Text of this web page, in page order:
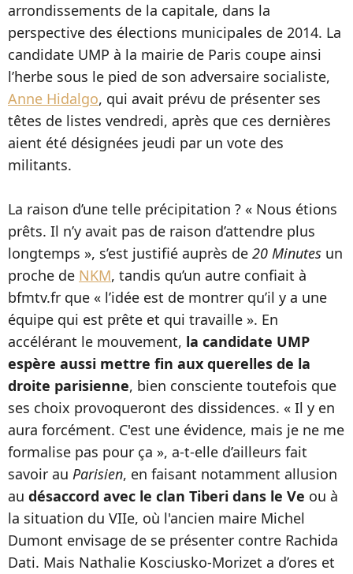
arrondissements de la capitale, dans la
perspective des élections municipales de 2014. La
candidate UMP à la mairie de Paris coupe ainsi
l’herbe sous le pied de son adversaire socialiste,
Anne Hidalgo, qui avait prévu de présenter ses
têtes de listes vendredi, après que ces dernières
aient été désignées jeudi par un vote des
militants.
La raison d’une telle précipitation ? « Nous étions
prêts. Il n’y avait pas de raison d’attendre plus
longtemps », s’est justifié auprès de 20 Minutes un
proche de NKM, tandis qu’un autre confiait à
bfmtv.fr que « l’idée est de montrer qu’il y a une
équipe qui est prête et qui travaille ». En
accélérant le mouvement, la candidate UMP
espère aussi mettre fin aux querelles de la
droite parisienne, bien consciente toutefois que
ses choix provoqueront des dissidences. « Il y en
aura forcément. C'est une évidence, mais je ne me
formalise pas pour ça », a-t-elle d’ailleurs fait
savoir au Parisien, en faisant notamment allusion
au désaccord avec le clan Tiberi dans le Ve ou à
la situation du VIIe, où l'ancien maire Michel
Dumont envisage de se présenter contre Rachida
Dati. Mais Nathalie Kosciusko-Morizet a d’ores et